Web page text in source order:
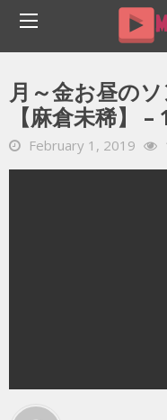
Home
YOUTUBE 動画
月～金お昼のソングショー
月～金お昼の
【麻倉未稀】 –
February 1, 2019